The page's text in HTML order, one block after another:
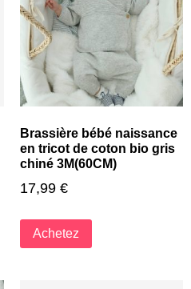
Brassière bébé naissance
en tricot de coton bio gris
chiné 3M(60CM)
17,99 €
Achetez